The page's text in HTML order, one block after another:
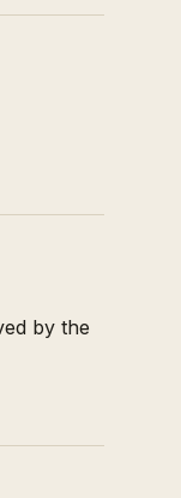
by the